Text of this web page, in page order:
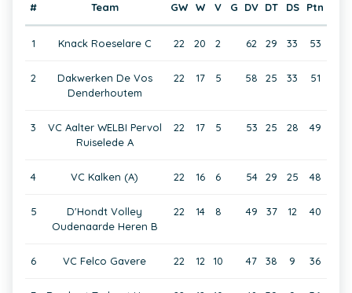
# Team GW W V G DV DT DS Ptn
1 Knack Roeselare C 22 20 2 62 29 33 53
2
Dakwerken De Vos
Denderhoutem
22 17 5 58 25 33 51
3
VC Aalter WELBI Pervol
Ruiselede A
22 17 5 53 25 28 49
4 VC Kalken (A) 22 16 6 54 29 25 48
5
D'Hondt Volley
Oudenaarde Heren B
22 14 8 49 37 12 40
6 VC Felco Gavere 22 12 10 47 38 9 36